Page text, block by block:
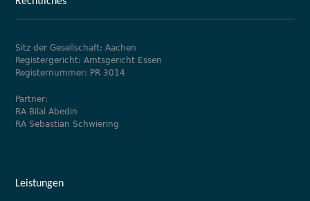
Sitz der Gesellschaft: Aachen
Registergericht: Amtsgericht Essen
Registernummer: PR 3014
Partner:
RA Bilal Abedin
RA Sebastian Schwiering
Leistungen